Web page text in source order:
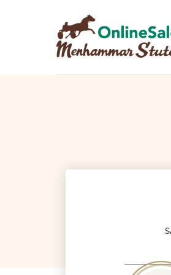
Hoppa
till
navigering
Hoppa
till
innehåll